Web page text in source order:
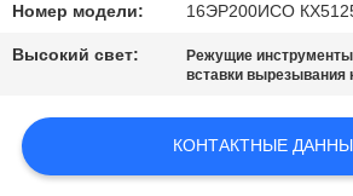
СПРОСИТЕ
КАРТА
Номер модели: 16ЭР200ИСО
Высокий свет: Режущие инструменты
вставки вырезывания
КОНТАКТНЫЕ